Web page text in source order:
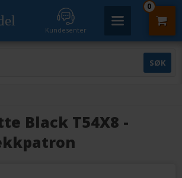
Kundesenter
0
Black T54X8 -